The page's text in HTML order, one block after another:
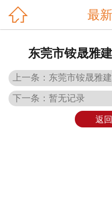
 最
东莞市铵晟雅
上一条：东莞市铵晟雅
下一条：暂无记录
返